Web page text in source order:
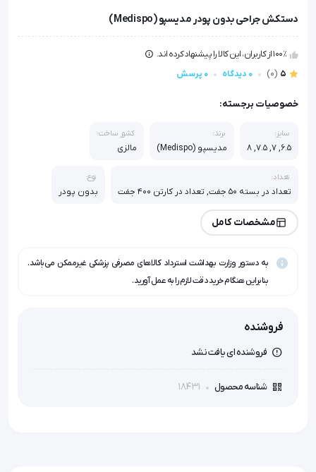
دستکش جراحی بدون پودر مدیسپو (Medispo)
100٪ از کاربران، این کالا را پیشنهاد کرده اند.
5
(0) 0 دیدگاه 0 پرسش
خصوصیات برجسته:
سایز:
6.5, 7, 7.5, 8
برند:
مدیسپو (Medispo)
کشور ساخت:
مالزی
تعداد:
تعداد در بسته 50 جفت, تعداد در کارتن 400 جفت​
نوع:
بدون پودر
مشخصات کامل
به دستور وزارت بهداشت استرداد کالاهای مصرفی پزشکی غیرممکن می‌باشد.
بنابراین هنگام خرید دقت لازم را به عمل آورید.
فروشنده
فروشنده ای یافت نشد
شناسه محصول 18431